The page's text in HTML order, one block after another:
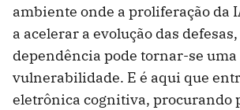
ambiente onde a proliferação da
a acelerar a evolução das
dependência pode tornar-se uma
vulnerabilidade. E é aqui que
eletrônica cognitiva, procurando